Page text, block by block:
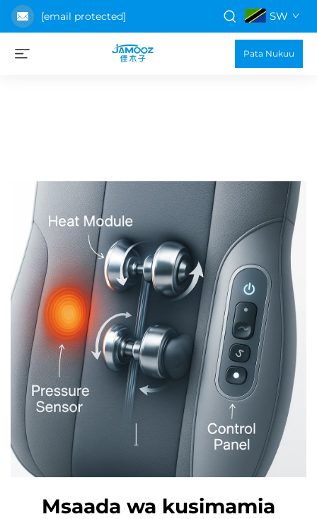
[email protected] SW
Pata Nukuu
Msaada wa kusimamia